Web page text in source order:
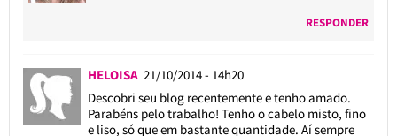
RESPONDER
HELOISA 21/10/2014 - 14h20
Descobri seu blog recentemente e tenho amado.
Parabéns pelo trabalho! Tenho o cabelo misto, fino
e liso, só que em bastante quantidade. Aí sempre